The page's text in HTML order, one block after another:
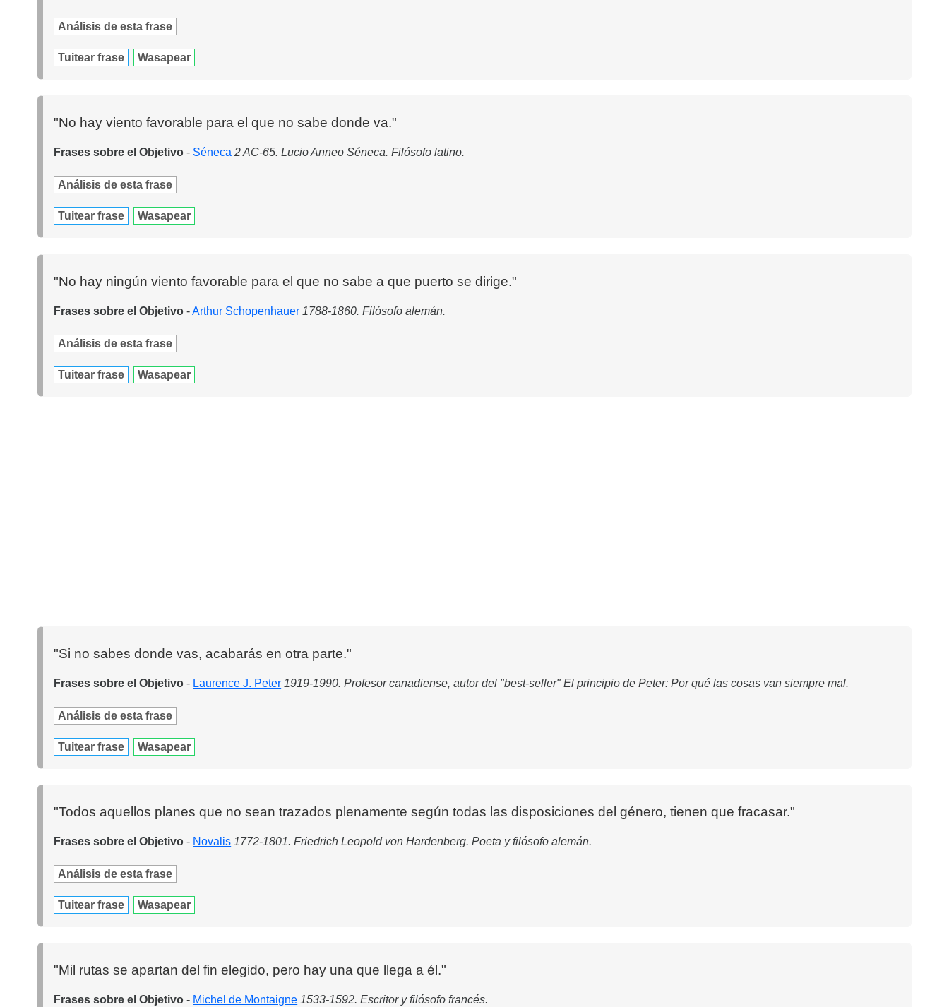
Análisis de esta frase
Tuitear frase Wasapear
"No hay viento favorable para el que no sabe donde va."
Frases sobre el Objetivo - Séneca 2 AC-65. Lucio Anneo Séneca. Filósofo latino.
Análisis de esta frase
Tuitear frase Wasapear
"No hay ningún viento favorable para el que no sabe a que puerto se dirige."
Frases sobre el Objetivo -Arthur Schopenhauer 1788-1860. Filósofo alemán.
Análisis de esta frase
Tuitear frase Wasapear
"Si no sabes donde vas, acabarás en otra parte."
Frases sobre el Objetivo - Laurence J. Peter 1919-1990. Profesor canadiense, autor del "best-seller" El principio de Peter: Por qué las cosas van siempre mal.
Análisis de esta frase
Tuitear frase Wasapear
"Todos aquellos planes que no sean trazados plenamente según todas las disposiciones del género, tienen que fracasar."
Frases sobre el Objetivo - Novalis 1772-1801. Friedrich Leopold von Hardenberg. Poeta y filósofo alemán.
Análisis de esta frase
Tuitear frase Wasapear
"Mil rutas se apartan del fin elegido, pero hay una que llega a él."
Frases sobre el Objetivo - Michel de Montaigne 1533-1592. Escritor y filósofo francés.